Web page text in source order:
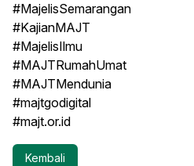
#MajelisSemarangan
#KajianMAJT
#MajelisIlmu
#MAJTRumahUmat
#MAJTMendunia
#majtgodigital
#majt.or.id
Kembali